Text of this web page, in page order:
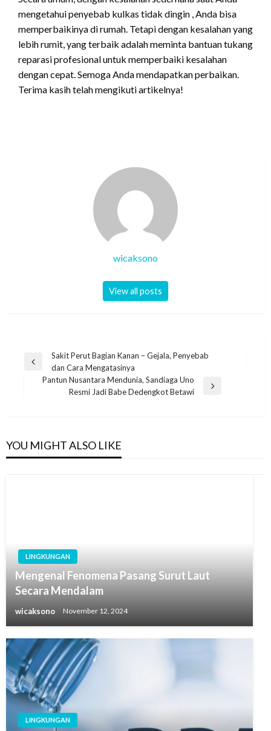
mengetahui penyebab kulkas tidak dingin , Anda bisa
memperbaikinya di rumah. Tetapi dengan kesalahan yang
lebih rumit, yang terbaik adalah meminta bantuan tukang
reparasi profesional untuk memperbaiki kesalahan
dengan cepat. Semoga Anda mendapatkan perbaikan.
Terima kasih telah mengikuti artikelnya!
wicaksono
View all posts
Post
navigation
Previous
Sakit Perut Bagian Kanan – Gejala, Penyebab
dan Cara Mengatasinya
Pantun Nusantara Mendunia, Sandiaga Uno
Resmi Jadi Babe Dedengkot Betawi
YOU MIGHT ALSO LIKE
LINGKUNGAN
Mengenal Fenomena Pasang Surut Laut
Secara Mendalam
wicaksono November 12, 2024
LINGKUNGAN